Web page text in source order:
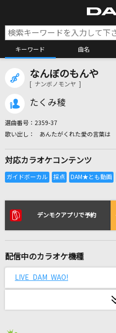
キーワード 曲名
カラオ
全国り
安室奈美恵
藤井 風
なんぼのもんや
[ ナンボノモンヤ ]
たくみ稜
選曲番号： 2359-37
あんたがくれた愛の言葉は
対応カラオケコンテンツ
デンモクアプリで予約
配信中のカラオケ機種
LIVE DAM WAO!